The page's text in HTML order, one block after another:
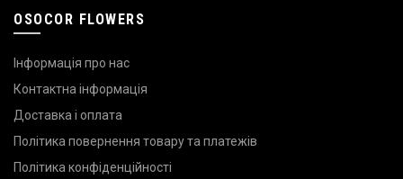
OSOCOR FLOWERS
Інформація про нас
Контактна інформація
Доставка і оплата
Політика повернення товару та платежів
Політика конфіденційності